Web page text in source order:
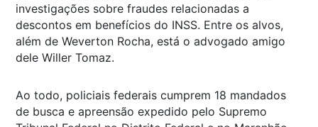
investigações sobre fraudes relacionadas a
descontos em benefícios do INSS. Entre os alvos,
além de Weverton Rocha, está o advogado amigo
dele Willer Tomaz.
Ao todo, policiais federais cumprem 18 mandados
de busca e apreensão expedido pelo Supremo